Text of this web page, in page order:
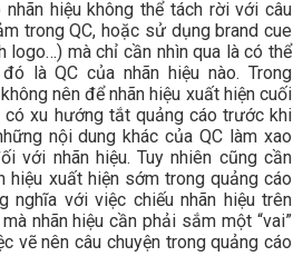
nhãn hiệu không thể tách rời với câu
trong QC, hoặc sử dụng brand cue
logo…) mà chỉ cần nhìn qua là có thể
là QC của nhãn hiệu nào. Trong
nên để nhãn hiệu xuất hiện cuối
có xu hướng tắt quảng cáo trước khi
nội dung khác của QC làm xao
với nhãn hiệu. Tuy nhiên cũng cần
hiệu xuất hiện sớm trong quảng cáo
nghĩa với việc chiếu nhãn hiệu trên
nhãn hiệu cần phải sắm một “vai”
vẽ nên câu chuyện trong quảng cáo